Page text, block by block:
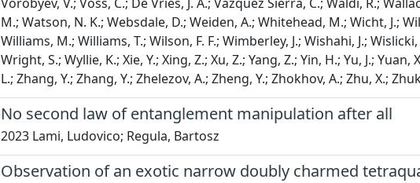
No second law of entanglement manipulation after all
2023 Lami, Ludovico; Regula, Bartosz
Observation of an exotic narrow doubly charmed